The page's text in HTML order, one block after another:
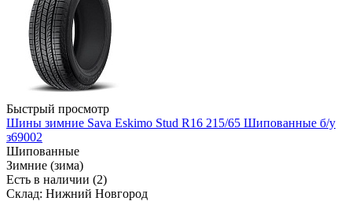
Быстрый просмотр
Шины зимние Sava Eskimo Stud R16 215/65 Шипованные б/у
з69002
Шипованные
Зимние (зима)
Есть в наличии (2)
Склад: Нижний Новгород